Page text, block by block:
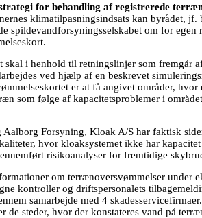
for behandling af registrerede
klimatilpasningsindsats kan byrådet, jf.
spildevandforsyningsselskabet om for egen
skal i henhold til retningslinjer som fremgår
ved hjælp af en beskrevet
er at få angivet områder,
som følge af kapacitetsproblemer i
Forsyning, Kloak A/S har faktisk
hvor kloaksystemet ikke har
risikoanalyser for fremtidige
om terrænoversvømmelser under
kontroller og driftspersonalets
samarbejde med 4
de steder, hvor der konstateres vand på